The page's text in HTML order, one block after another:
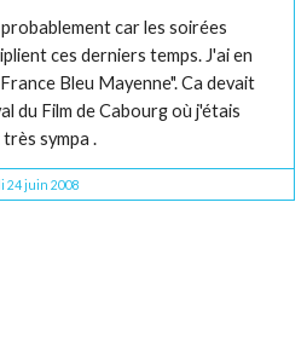
car les soirées
ces derniers temps. J'ai en
Bleu Mayenne". Ca devait
du Film de Cabourg où j'étais
sympa .
24 juin 2008